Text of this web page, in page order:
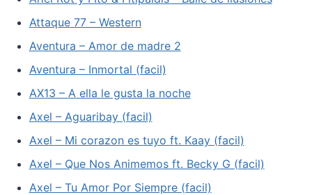
Attaque 77 – Western
Aventura – Amor de madre 2
Aventura – Inmortal (facil)
AX13 – A ella le gusta la noche
Axel – Aguaribay (facil)
Axel – Mi corazon es tuyo ft. Kaay (facil)
Axel – Que Nos Animemos ft. Becky G (facil)
Axel – Tu Amor Por Siempre (facil)